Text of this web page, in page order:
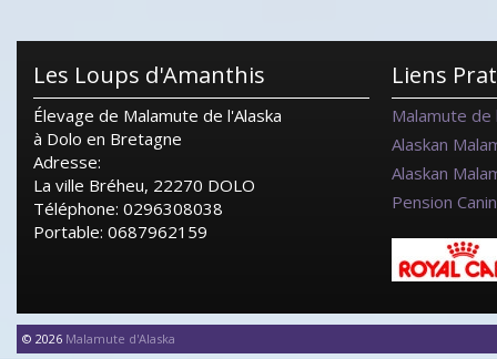
Les Loups d'Amanthis
Élevage de Malamute de l'Alaska
à Dolo en Bretagne
Adresse:
La ville Bréheu, 22270 DOLO
Téléphone: 0296308038
Portable: 0687962159
Liens
Malamute de
Alaskan
Alaskan
Pension
© 2026 Malamute d'Alaska